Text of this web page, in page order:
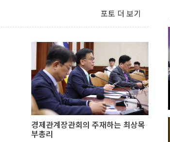
포토 더 보기
경제관계장관회의 주재하는 최상목
부총리